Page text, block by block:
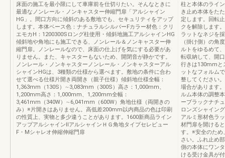
床面の施工を最小限にして車庫前を仕切りたい。そんなときに
最適なノンレール・ノンキャスター伸縮門扉「アルシャイン
HG」。間口方向に傾斜のある敷地でも、セキュリティをアップ
します。本体ベース色：ナチュラルシルバーFカラー材色：クリ
エモカH：1200300Sロング柱使用・傾斜地施工アルシャインHG
傾斜地や角地にも施工できる、ノンレール＆ノンキャスター伸
縮門扉。ノンレールなので、床面の仕上げを気にする必要があ
りません。また、キャスターもないため、開閉音が静かです。
ノンレール・ノンキャスターノンレール・ノンキャスターアル
シャインHGは、3種類の仕様から選べます。敷地の条件に合わ
せて選べる仕様片開き両開き（親子仕様）傾斜地仕様全幅：
1,363mm（130S）∼3,083mm（300S）高さ：1,000mm、
1,200mm高さ：1,000mm、1,200mm全幅：
3,461mm（340W）∼6,041mm（600W）角地仕様（両開きの
み）※片開きはありません。高低差200mm以内商品の色は印刷
の性質上、実物と多少違うことがあります。1600新商品ライン
アップアルシャインⅡアルシャインＨＧ角地タイプセレビュー
F・Mシャレオ伸縮伸縮門扉
柱と本体のライ
き止め本体をた
定します。回転
クを解除します
ラットなネジを
（掛け側）の角
ルトをゆるめて
転収納して、開
行きは130mmと
ットなフォルム
整してください
場合があります
ルム本体の調整
ーブラックナチ
ロンズシャイン
アルミ形材色ラ
材門扉を開ける
す。※安全のため
さい。ふれ止め
側の本体にワン
ける受け金具が